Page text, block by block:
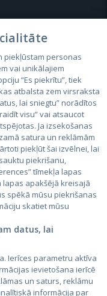
piekļūstam personas
vai unikālajiem
“Es piekrītu”, tiek
atbalsta zem virsraksta
lai sniegtu” norādītos
visu” vai atsaucot
Ja izsekošanas
satura un reklāmām
piekļūt šai izvēlnei, lai
piekrišanu,
tīmekļa lapas
lapas apakšējā kreisajā
spēkā mūsu piekrišanas
skatiet mūsu
datus, lai
Ierīces parametru aktīva
ievietošana ierīcē
un saturs, reklāmu
informācija par